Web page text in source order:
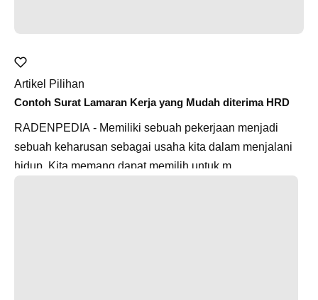
Artikel Pilihan
Contoh Surat Lamaran Kerja yang Mudah diterima HRD
RADENPEDIA - Memiliki sebuah pekerjaan menjadi
sebuah keharusan sebagai usaha kita dalam menjalani
hidup. Kita memang dapat memilih untuk m...